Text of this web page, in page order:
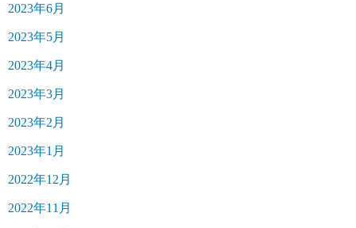
2023年6月
2023年5月
2023年4月
2023年3月
2023年2月
2023年1月
2022年12月
2022年11月